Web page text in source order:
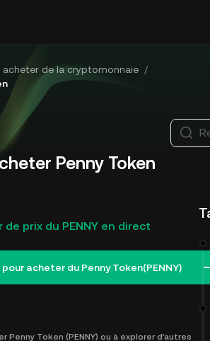
acheter de la cryptomonnaie /
Penny Token
prix du PENNY en direct
acheter du Penny Token(PENNY)
Penny Token (PENNY) ou à explorer d'autres